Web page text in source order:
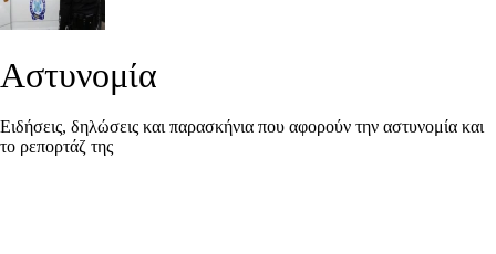
Αστυνομία
Ειδήσεις, δηλώσεις και παρασκήνια που αφορούν την αστυνομία και
το ρεπορτάζ της